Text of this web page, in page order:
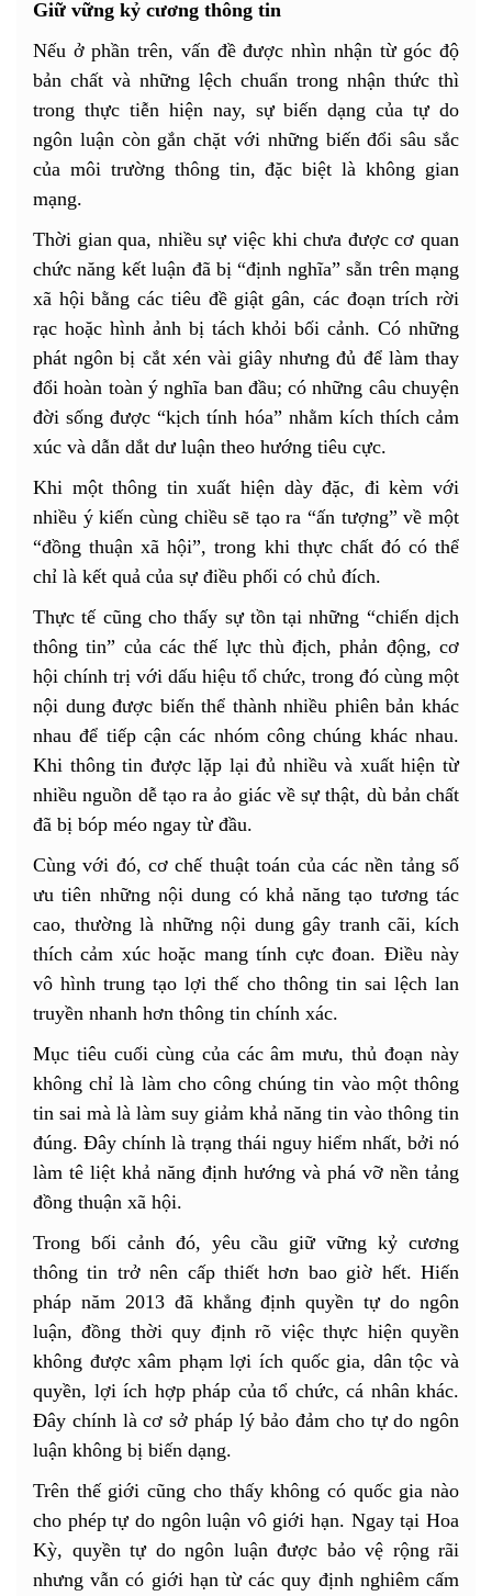
Giữ vững kỷ cương thông tin
Nếu ở phần trên, vấn đề được nhìn nhận từ góc độ
bản chất và những lệch chuẩn trong nhận thức thì
trong thực tiễn hiện nay, sự biến dạng của tự do
ngôn luận còn gắn chặt với những biến đổi sâu sắc
của môi trường thông tin, đặc biệt là không gian
mạng.
Thời gian qua, nhiều sự việc khi chưa được cơ quan
chức năng kết luận đã bị “định nghĩa” sẵn trên mạng
xã hội bằng các tiêu đề giật gân, các đoạn trích rời
rạc hoặc hình ảnh bị tách khỏi bối cảnh. Có những
phát ngôn bị cắt xén vài giây nhưng đủ để làm thay
đổi hoàn toàn ý nghĩa ban đầu; có những câu chuyện
đời sống được “kịch tính hóa” nhằm kích thích cảm
xúc và dẫn dắt dư luận theo hướng tiêu cực.
Khi một thông tin xuất hiện dày đặc, đi kèm với
nhiều ý kiến cùng chiều sẽ tạo ra “ấn tượng” về một
“đồng thuận xã hội”, trong khi thực chất đó có thể
chỉ là kết quả của sự điều phối có chủ đích.
Thực tế cũng cho thấy sự tồn tại những “chiến dịch
thông tin” của các thế lực thù địch, phản động, cơ
hội chính trị với dấu hiệu tổ chức, trong đó cùng một
nội dung được biến thể thành nhiều phiên bản khác
nhau để tiếp cận các nhóm công chúng khác nhau.
Khi thông tin được lặp lại đủ nhiều và xuất hiện từ
nhiều nguồn dễ tạo ra ảo giác về sự thật, dù bản chất
đã bị bóp méo ngay từ đầu.
Cùng với đó, cơ chế thuật toán của các nền tảng số
ưu tiên những nội dung có khả năng tạo tương tác
cao, thường là những nội dung gây tranh cãi, kích
thích cảm xúc hoặc mang tính cực đoan. Điều này
vô hình trung tạo lợi thế cho thông tin sai lệch lan
truyền nhanh hơn thông tin chính xác.
Mục tiêu cuối cùng của các âm mưu, thủ đoạn này
không chỉ là làm cho công chúng tin vào một thông
tin sai mà là làm suy giảm khả năng tin vào thông tin
đúng. Đây chính là trạng thái nguy hiểm nhất, bởi nó
làm tê liệt khả năng định hướng và phá vỡ nền tảng
đồng thuận xã hội.
Trong bối cảnh đó, yêu cầu giữ vững kỷ cương
thông tin trở nên cấp thiết hơn bao giờ hết. Hiến
pháp năm 2013 đã khẳng định quyền tự do ngôn
luận, đồng thời quy định rõ việc thực hiện quyền
không được xâm phạm lợi ích quốc gia, dân tộc và
quyền, lợi ích hợp pháp của tổ chức, cá nhân khác.
Đây chính là cơ sở pháp lý bảo đảm cho tự do ngôn
luận không bị biến dạng.
Trên thế giới cũng cho thấy không có quốc gia nào
cho phép tự do ngôn luận vô giới hạn. Ngay tại Hoa
Kỳ, quyền tự do ngôn luận được bảo vệ rộng rãi
nhưng vẫn có giới hạn từ các quy định nghiêm cấm